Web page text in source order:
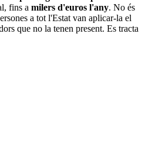
fins a milers d'euros l'any. No és
a tot l'Estat van aplicar-la el
que no la tenen present. Es tracta